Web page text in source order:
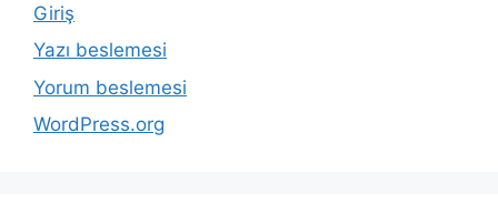
Giriş
Yazı beslemesi
Yorum beslemesi
WordPress.org